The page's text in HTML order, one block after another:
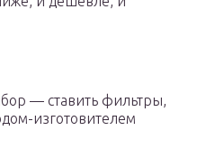
— ставить фильтры,
изготовителем